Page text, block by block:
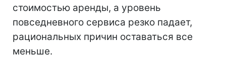
стоимостью аренды, а уровень
повседневного сервиса резко падает,
рациональных причин оставаться все
меньше.